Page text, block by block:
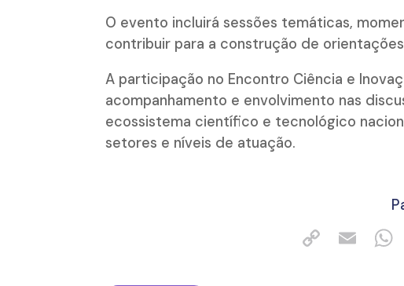
O evento incluirá sessões temáticas,
contribuir para a construção de
A participação no Encontro Ciência e
acompanhamento e envolvimento nas
ecossistema científico e tecnológico
setores e níveis de atuação.